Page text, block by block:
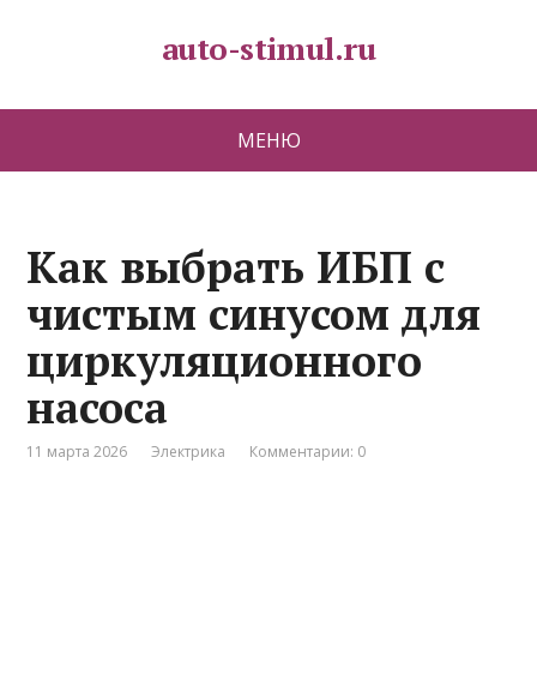
auto-stimul.ru
МЕНЮ
Как выбрать ИБП с
чистым синусом для
циркуляционного
насоса
11 марта 2026 Электрика Комментарии: 0